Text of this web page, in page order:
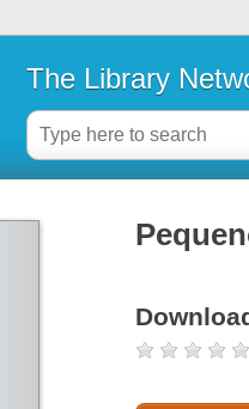
The Library